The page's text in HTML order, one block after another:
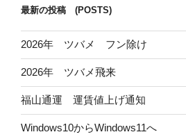
最新の投稿 (POSTS)
2026年 ツバメ フン除け
2026年 ツバメ飛来
福山通運 運賃値上げ通知
Windows10からWindows11へ